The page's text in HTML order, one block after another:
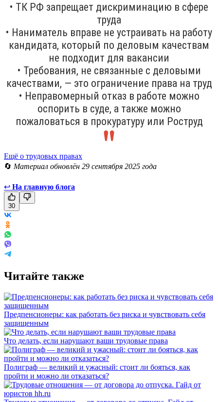
• ТК РФ запрещает дискриминацию в сфере
труда
• Наниматель вправе не устраивать на работу
кандидата, который по деловым качествам
не подходит для вакансии
• Требования, не связанные с деловыми
качествами, — это ограничение права на труд
• Неправомерный отказ в работе можно
оспорить в суде, а также можно
пожаловаться в прокуратуру или Роструд
Ещё о трудовых правах
🔄 Материал обновлён 29 сентября 2025 года
↩ На главную блога
30
Читайте также
Предпенсионеры: как работать без риска и чувствовать себя
защищенным
Что делать, если нарушают ваши трудовые права
Полиграф — великий и ужасный: стоит ли бояться, как
пройти и можно ли отказаться?